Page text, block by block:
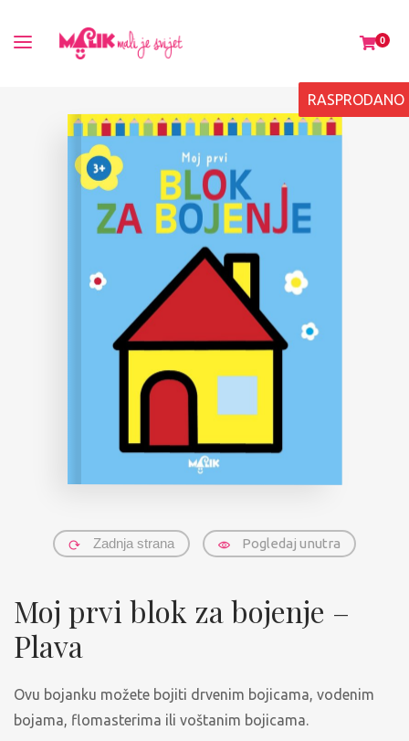
0
Zadnja strana Pogledaj unutra
RASPRODANO
Moj prvi blok za bojenje –
Plava
Ovu bojanku možete bojiti drvenim bojicama, vodenim
bojama, flomasterima ili voštanim bojicama.